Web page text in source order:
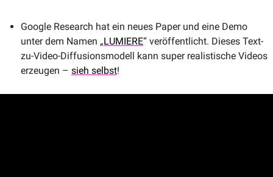
Google Research hat ein neues Paper und eine Demo
unter dem Namen „LUMIERE“ veröffentlicht. Dieses Text-
zu-Video-Diffusionsmodell kann super realistische Videos
erzeugen – sieh selbst!